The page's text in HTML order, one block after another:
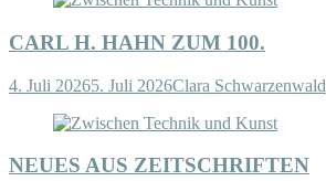
CARL H. HAHN ZUM 100.
4. Juli 20265. Juli 2026Clara Schwarzenwald
NEUES AUS ZEITSCHRIFTEN